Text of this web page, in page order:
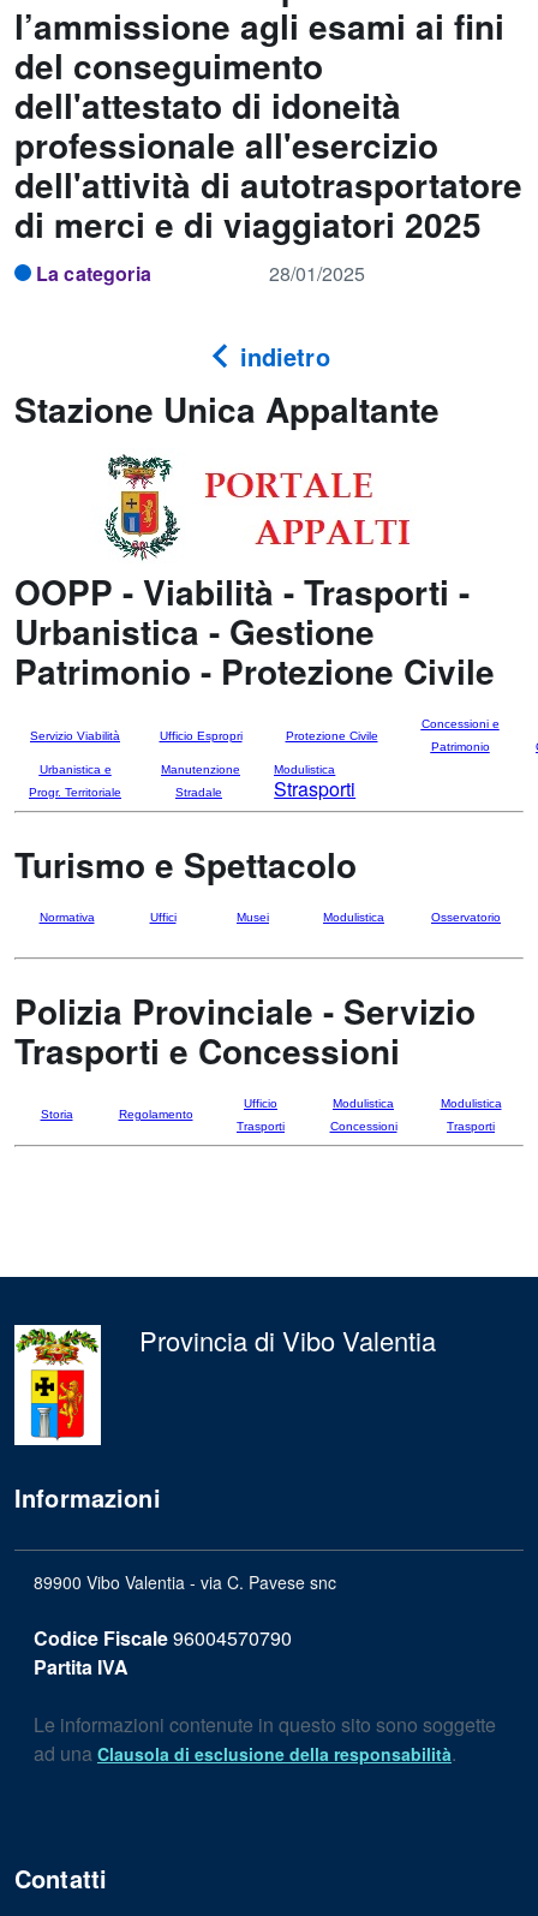
l’ammissione agli esami ai fini
del conseguimento
dell'attestato di idoneità
professionale all'esercizio
dell'attività di autotrasportatore
di merci e di viaggiatori 2025
La categoria 28/01/2025
indietro
Stazione Unica Appaltante
OOPP - Viabilità - Trasporti -
Urbanistica - Gestione
Patrimonio - Protezione Civile
Servizio Viabilità Ufficio Espropri Protezione Civile
Concessioni e
Patrimonio
Urbanistica e
Progr. Territoriale
Manutenzione
Stradale
Modulistica
Strasporti
Turismo e Spettacolo
Normativa Uffici Musei Modulistica Osservatorio
Polizia Provinciale - Servizio
Trasporti e Concessioni
Storia Regolamento
Ufficio
Trasporti
Modulistica
Concessioni
Modulistica
Trasporti
Provincia di Vibo Valentia
Informazioni
89900 Vibo Valentia - via C. Pavese snc
Codice Fiscale96004570790
Partita IVA
Le informazioni contenute in questo sito sono soggette
ad una Clausola di esclusione della responsabilità.
Contatti